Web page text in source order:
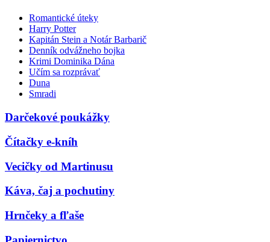
Romantické úteky
Harry Potter
Kapitán Stein a Notár Barbarič
Denník odvážneho bojka
Krimi Dominika Dána
Učím sa rozprávať
Duna
Smradi
Darčekové poukážky
Čítačky e-kníh
Vecičky od Martinusu
Káva, čaj a pochutiny
Hrnčeky a fľaše